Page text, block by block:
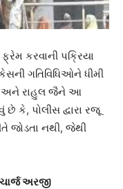
કરવાની પક્રિયા
ગતિવિધિઓને ધીમી
અને રાહુલ જૈને આ
કે, પોલીસ દ્વારા રજૂ
જોડતા નથી, જેથી
અરજી